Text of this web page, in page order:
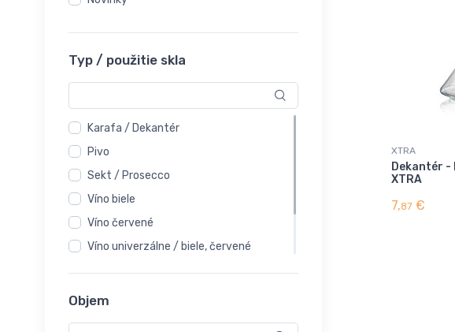
Typ / použitie skla
Karafa / Dekantér
Pivo
Sekt / Prosecco
Víno biele
Víno červené
Víno univerzálne / biele, červené
Voda / nealko
Whisky
Objem
XTRA
Dekantér -
XTRA
7,87 €